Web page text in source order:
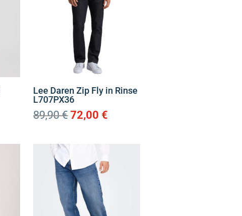
Lee Daren Zip Fly in Rinse
L707PX36
89,90€Original
72,00 €
72,00 €.